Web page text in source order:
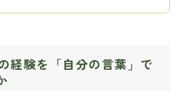
経験を「自分の言葉」で